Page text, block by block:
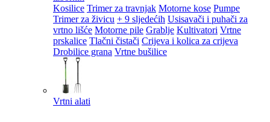
Kosilice Trimer za travnjak Motorne kose Pumpe
Trimer za živicu + 9 sljedećih Usisavači i puhači za
vrtno lišće Motorne pile Grablje Kultivatori Vrtne
prskalice Tlačni čistači Crijeva i kolica za crijeva
Drobilice grana Vrtne bušilice
Vrtni alati